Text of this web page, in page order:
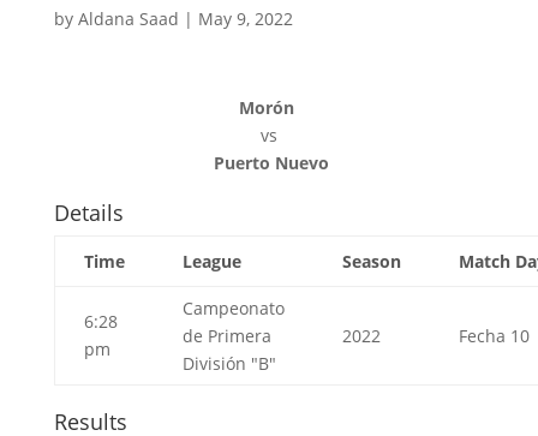
by Aldana Saad | May 9, 2022
Morón
vs
Puerto Nuevo
Details
Time League Season Match
6:28
pm
Campeonato
de Primera
División "B"
2022 Fecha 10
Results